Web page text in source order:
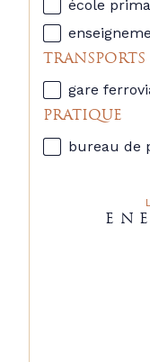
école
TRANSPORTS
gare
PRATIQUE
bureau de